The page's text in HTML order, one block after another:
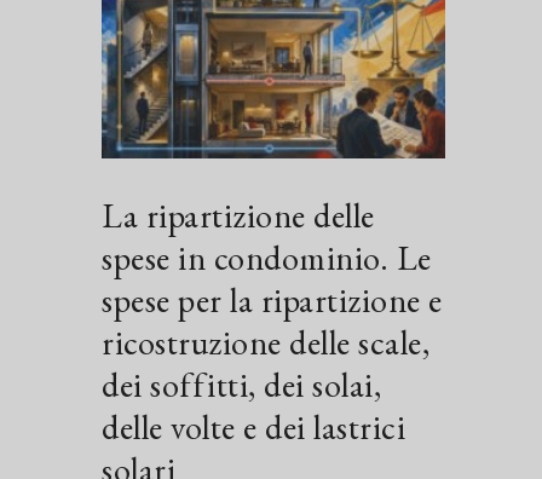
La ripartizione delle
spese in condominio. Le
spese per la ripartizione e
ricostruzione delle scale,
dei soffitti, dei solai,
delle volte e dei lastrici
solari